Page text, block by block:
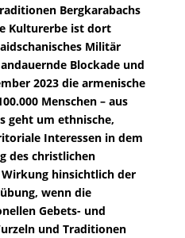
Bergkarabachs
Kulturerbe ist dort
Militär
Blockade und
2023 die armenische
Menschen – aus
geht um ethnische,
Interessen in dem
des christlichen
hinsichtlich der
wenn die
Gebets- und
und Traditionen